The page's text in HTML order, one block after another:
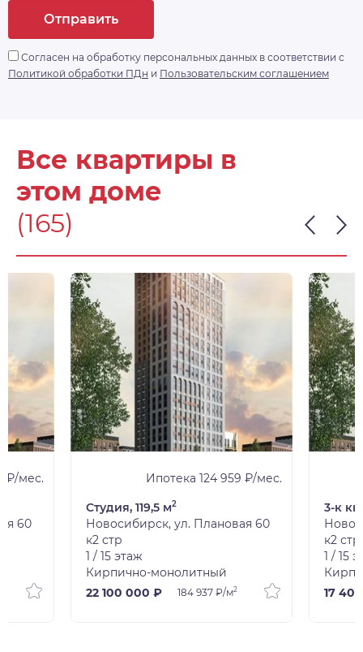
Отправить
Согласен на обработку персональных данных в соответствии с
Политикой обработки ПДн и Пользовательским соглашением
Все квартиры в
этом доме
(165)
₽/мес.
60
Ипотека 124 959 ₽/мес.
Студия, 119,5 м2
Новосибирск, ул. Плановая 60
к2 стр
1 / 15 этаж
Кирпично-монолитный
22 100 000 ₽
184 937 ₽/м2
3-к
к2 стр
1 / 15
17